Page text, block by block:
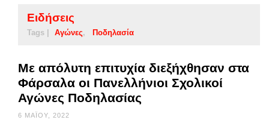
Ειδήσεις
Tags | Αγώνες Ποδηλασία
Με απόλυτη επιτυχία διεξήχθησαν στα
Φάρσαλα οι Πανελλήνιοι Σχολικοί
Αγώνες Ποδηλασίας
6 ΜΑΪ́ΟΥ, 2022